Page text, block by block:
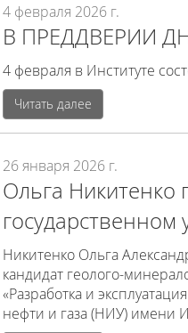
4 февраля 2026 г.
В ПРЕДДВЕРИИ
4 февраля в Институте
Читать далее
26 января 2026 г.
Ольга Никитенко
Никитенко Ольга
кандидат геолого-
«Разработка и
нефти и газа (НИУ) имени